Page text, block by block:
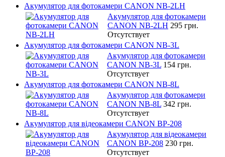
Акумулятор для фотокамери CANON NB-2LH
Акумулятор для фотокамери
CANON NB-2LH 295 грн.
Отсутствует
Акумулятор для фотокамери CANON NB-3L
Акумулятор для фотокамери
CANON NB-3L 154 грн.
Отсутствует
Акумулятор для фотокамери CANON NB-8L
Акумулятор для фотокамери
CANON NB-8L 342 грн.
Отсутствует
Акумулятор для відеокамери CANON BP-208
Акумулятор для відеокамери
CANON BP-208 230 грн.
Отсутствует